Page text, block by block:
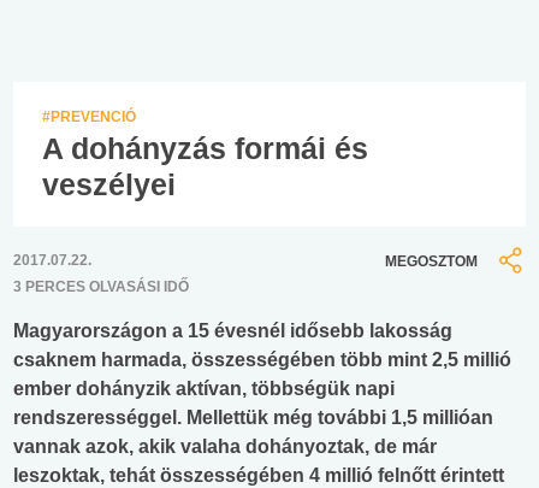
#PREVENCIÓ
A dohányzás formái és
veszélyei
2017.07.22.
3 PERCES OLVASÁSI IDŐ
MEGOSZTOM
Magyarországon a 15 évesnél idősebb lakosság
csaknem harmada, összességében több mint 2,5 millió
ember dohányzik aktívan, többségük napi
rendszerességgel. Mellettük még további 1,5 millióan
vannak azok, akik valaha dohányoztak, de már
leszoktak, tehát összességében 4 millió felnőtt érintett